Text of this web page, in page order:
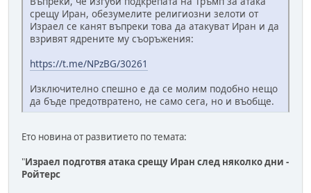
срещу Иран, обезумелите религиозни зелоти от
Израел се канят въпреки това да атакуват Иран и да
взривят ядрените му съоръжения:
https://t.me/NPzBG/30261
Изключително спешно е да се молим подобно нещо
да бъде предотвратено, не само сега, но и въобще.
Ето новина от развитието по темата:
"Израел подготвя атака срещу Иран след няколко дни -
Ройтерс